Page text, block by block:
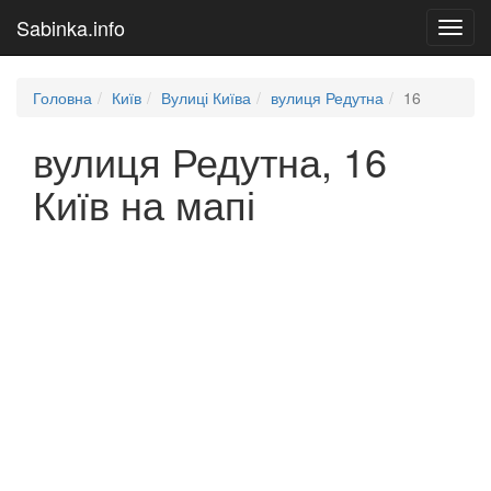
Sabinka.info
Головна Київ Вулиці Київа вулиця Редутна 16
вулиця Редутна, 16
Київ на мапі